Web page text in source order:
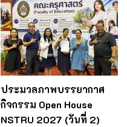
ประมวลภาพบรรยากาศ
กิจกรรม Open House
NSTRU 2027 (วันที่ 2)